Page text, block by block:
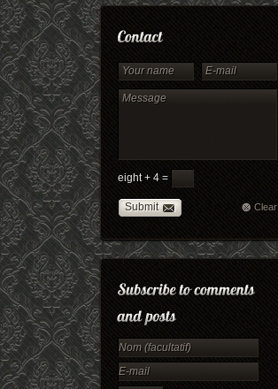
eight + 4 =
Submit Clear